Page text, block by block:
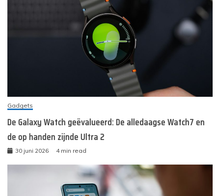
Gadgets
De Galaxy Watch geëvalueerd: De alledaagse Watch7 en
de op handen zijnde Ultra 2
30 juni 2026 4 min read